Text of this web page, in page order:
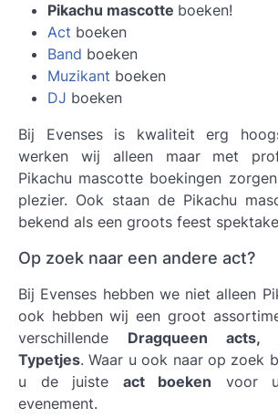
Pikachu mascotte boeken!
Act boeken
Band boeken
Muzikant boeken
DJ boeken
Bij Evenses is kwaliteit erg
werken wij alleen maar met
Pikachu mascotte boekingen
plezier. Ook staan de Pikachu
bekend als een groots feest
Op zoek naar een andere act?
Bij Evenses hebben we niet alleen
ook hebben wij een groot
verschillende Dragqueen acts,
Typetjes. Waar u ook naar op zoek
u de juiste act boeken voor
evenement.